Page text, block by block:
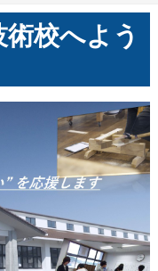
校へよう